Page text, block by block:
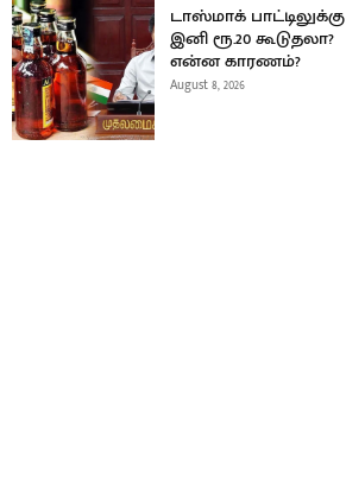
டாஸ்மாக் பாட்டிலுக்கு
இனி ரூ.20 கூடுதலா?
என்ன காரணம்?
August 8, 2026